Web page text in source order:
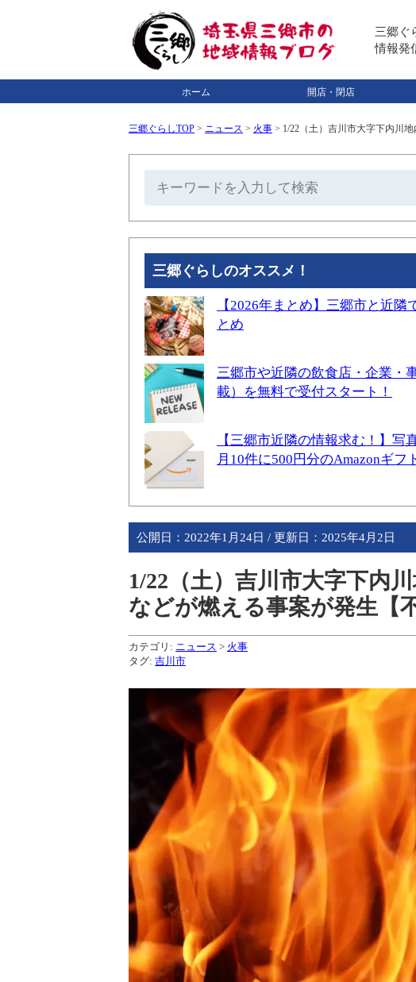
三郷ぐ
情報発
ホーム 開店・閉店
三郷ぐらしTOP > ニュース > 火事 > 1/22（土）吉川市大字下内川
三郷ぐらしのオススメ！
【2026年まとめ】三郷市と近
とめ
三郷市や近隣の飲食店・企業・
載）を無料で受付スタート！
【三郷市近隣の情報求む！】
月10件に500円分のAmazonギフ
公開日： 2022年1月24日 / 更新日： 2025年4月2日
1/22（土）吉川市大字下内
などが燃える事案が発生【
カテゴリ: ニュース > 火事
タグ: 吉川市